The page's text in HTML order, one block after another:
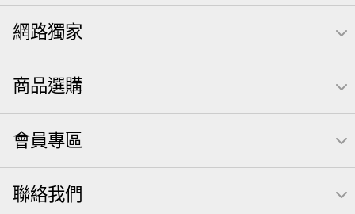
網路獨家
商品選購
會員專區
聯絡我們